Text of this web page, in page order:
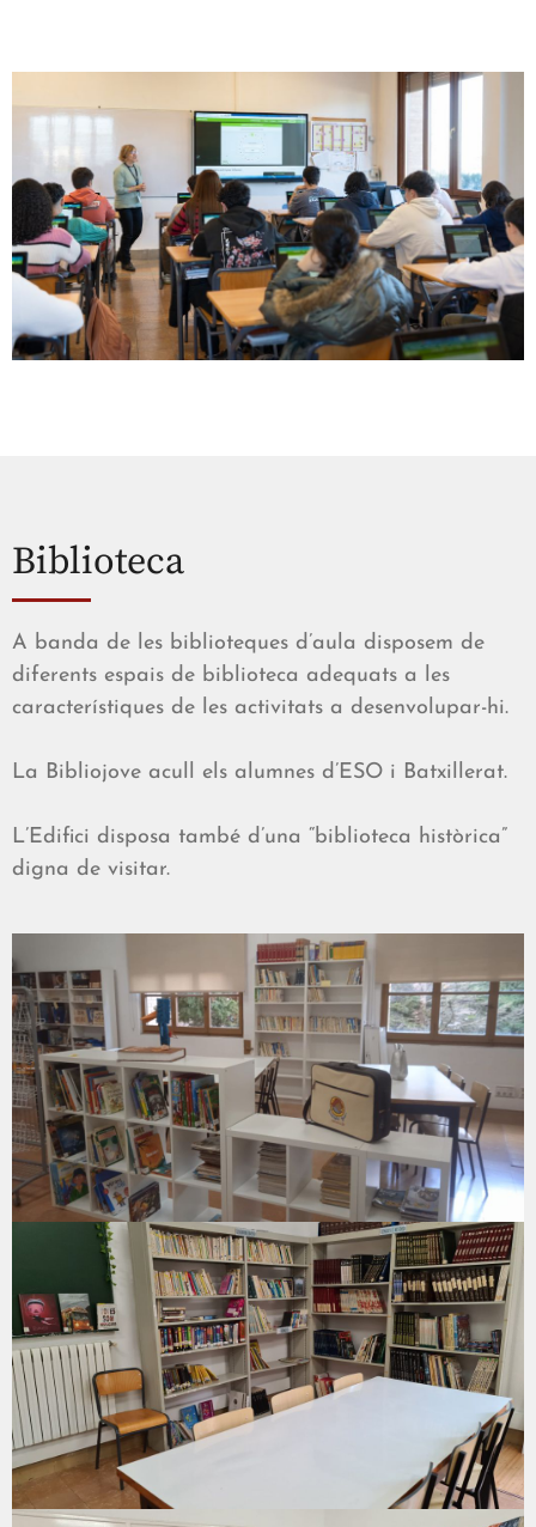
Biblioteca
A banda de les biblioteques d’aula disposem de
diferents espais de biblioteca adequats a les
característiques de les activitats a desenvolupar-hi.
La Bibliojove acull els alumnes d’ESO i Batxillerat.
L’Edifici disposa també d’una “biblioteca històrica”
digna de visitar.